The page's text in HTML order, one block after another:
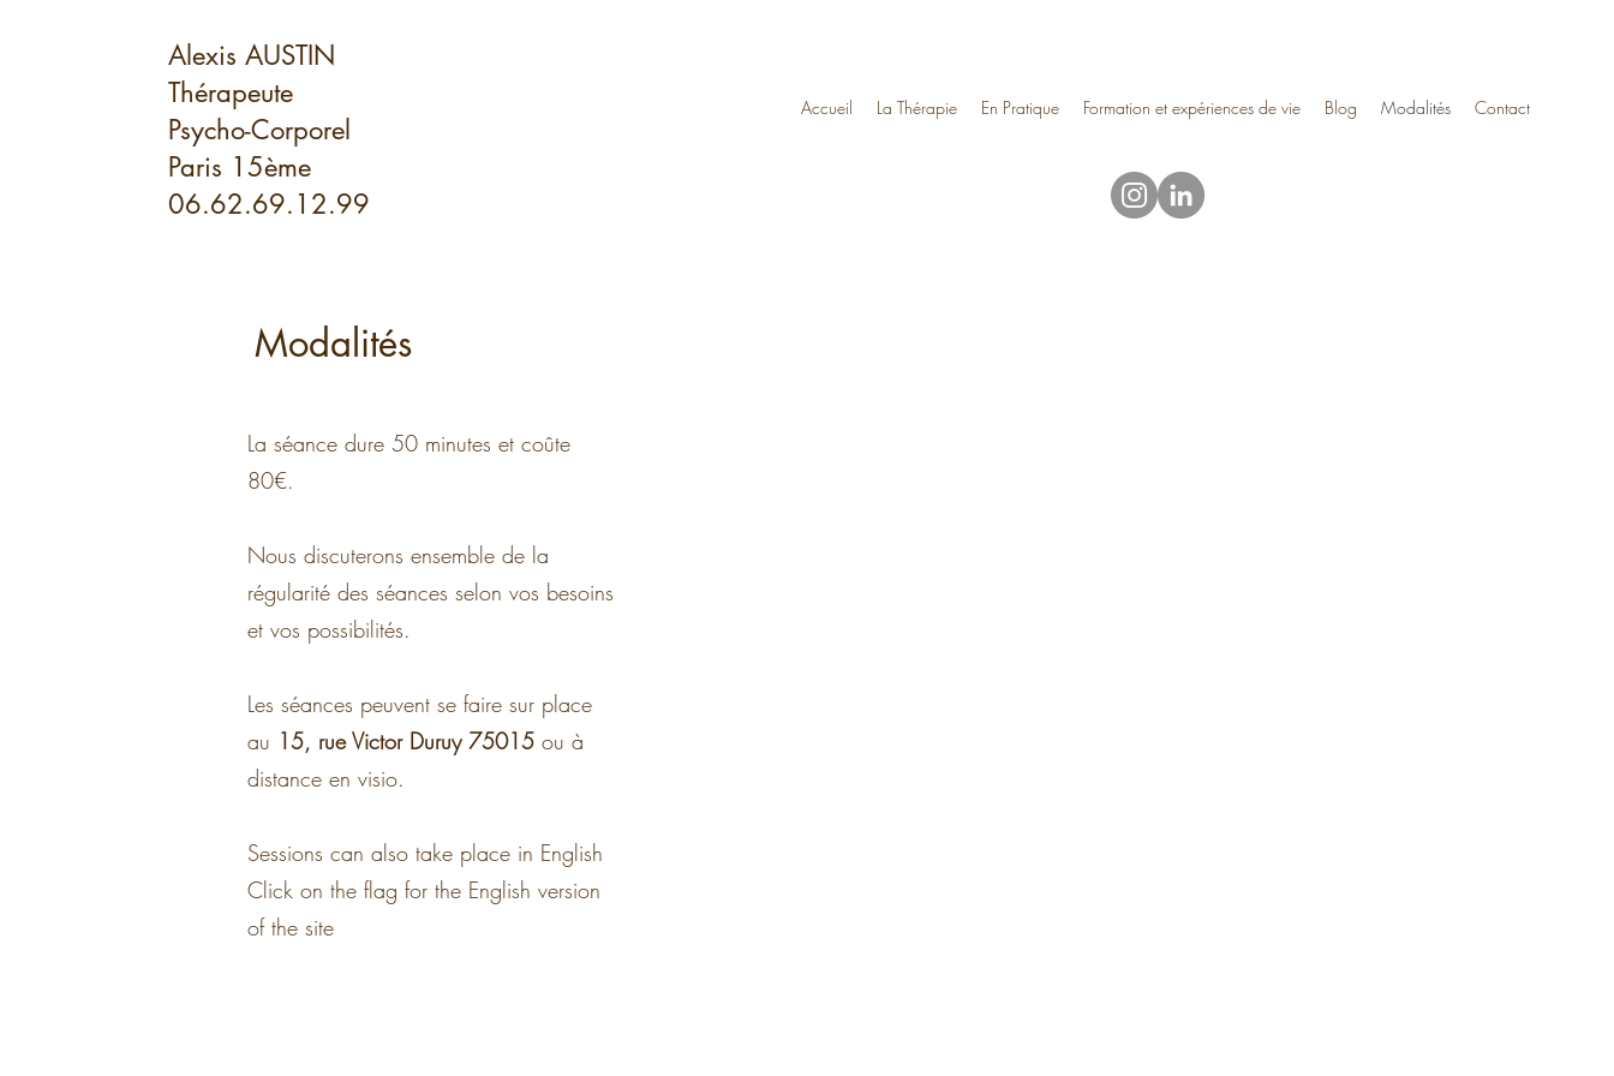
Alexis AUSTIN
Thérapeute
Psycho-Corporel
Paris 15ème
06.62.69.12.99
Accueil La Thérapie En Pratique Formation et expériences de vie Blog Modalités Contact
Modalités
La séance dure 50 minutes et coûte
80€.
Nous discuterons ensemble de la
régularité des séances selon vos besoins
et vos possibilités.
Les séances peuvent se faire sur place
au 15, rue Victor Duruy 75015 ou à
distance en visio.
Sessions can also take place in English
Click on the flag for the English version
of the site